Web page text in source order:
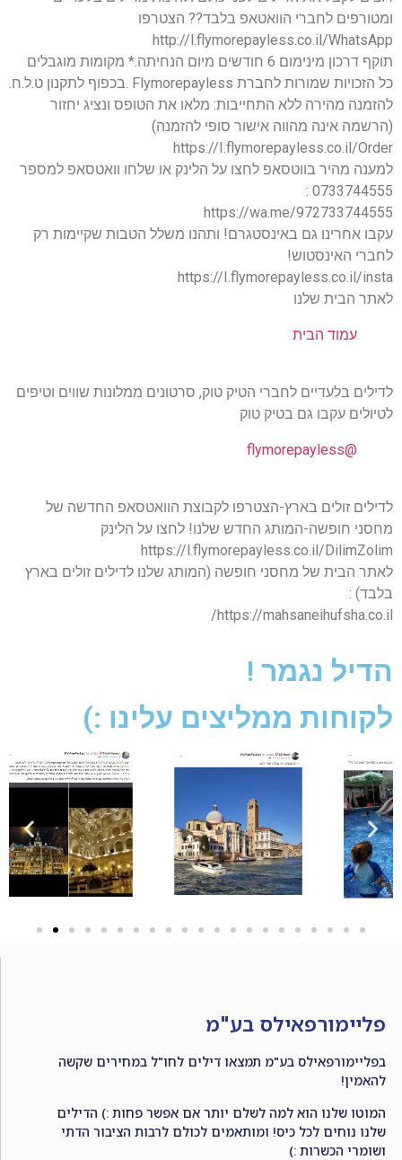
ומטורפים לחברי הוואטאפ בלבד?? הצטרפו
http://l.flymorepayless.co.il/WhatsApp
תוקף דרכון מינימום 6 חודשים מיום הנחיתה.* מקומות מוגבלים
כל הזכויות שמורות לחברת Flymorepayless .בכפוף לתקנון ט.ל.ח.
להזמנה מהירה ללא התחייבות: מלאו את הטופס ונציג יחזור
(הרשמה אינה מהווה אישור סופי להזמנה)
https://I.flymorepayless.co.il/Order
למענה מהיר בווטסאפ לחצו על הלינק או שלחו וואטסאפ למספר
0733744555 :
https://wa.me/972733744555
עקבו אחרינו גם באינסטגרם! ותהנו משלל הטבות שקיימות רק
לחברי האינסטוש!
https://I.flymorepayless.co.il/insta
לאתר הבית שלנו
עמוד הבית
לדילים בלעדיים לחברי הטיק טוק, סרטונים ממלונות שווים וטיפים
לטיולים עקבו גם בטיק טוק
@flymorepayless
לדילים זולים בארץ-הצטרפו לקבוצת הוואטסאפ החדשה של
מחסני חופשה-המותג החדש שלנו! לחצו על הלינק
https://l.flymorepayless.co.il/DilimZolim
לאתר הבית של מחסני חופשה (המותג שלנו לדילים זולים בארץ
בלבד) :
https://mahsaneihufsha.co.il/
הדיל נגמר !
לקוחות ממליצים עלינו :)
פליימורפאילס בע"מ
בפליימורפאילס בע"מ תמצאו דילים לחו"ל במחירים שקשה
להאמין!
המוטו שלנו הוא למה לשלם יותר אם אפשר פחות :) הדילים
שלנו נוחים לכל כיס! ומותאמים לכולם לרבות הציבור הדתי
ושומרי הכשרות :)